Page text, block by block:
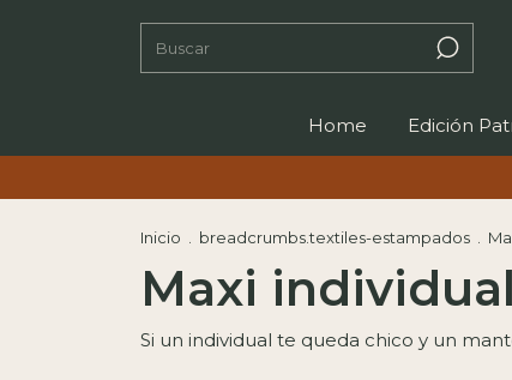
Home Edición
Inicio breadcrumbs.textiles-estampados
Maxi
Si un individual te queda chico y un